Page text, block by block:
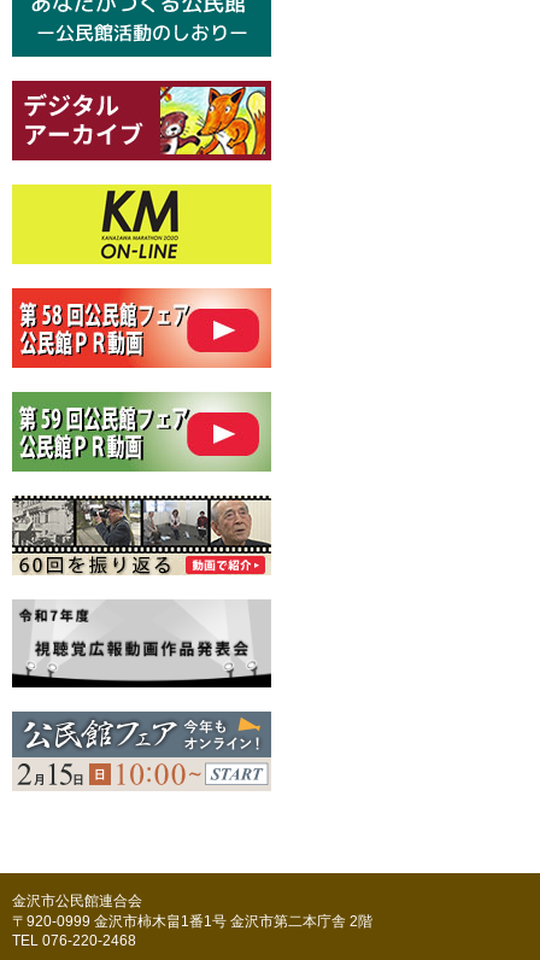
金沢市公民館連合会
〒920-0999 金沢市柿木畠1番1号 金沢市第二本庁舎 2階
TEL 076-220-2468